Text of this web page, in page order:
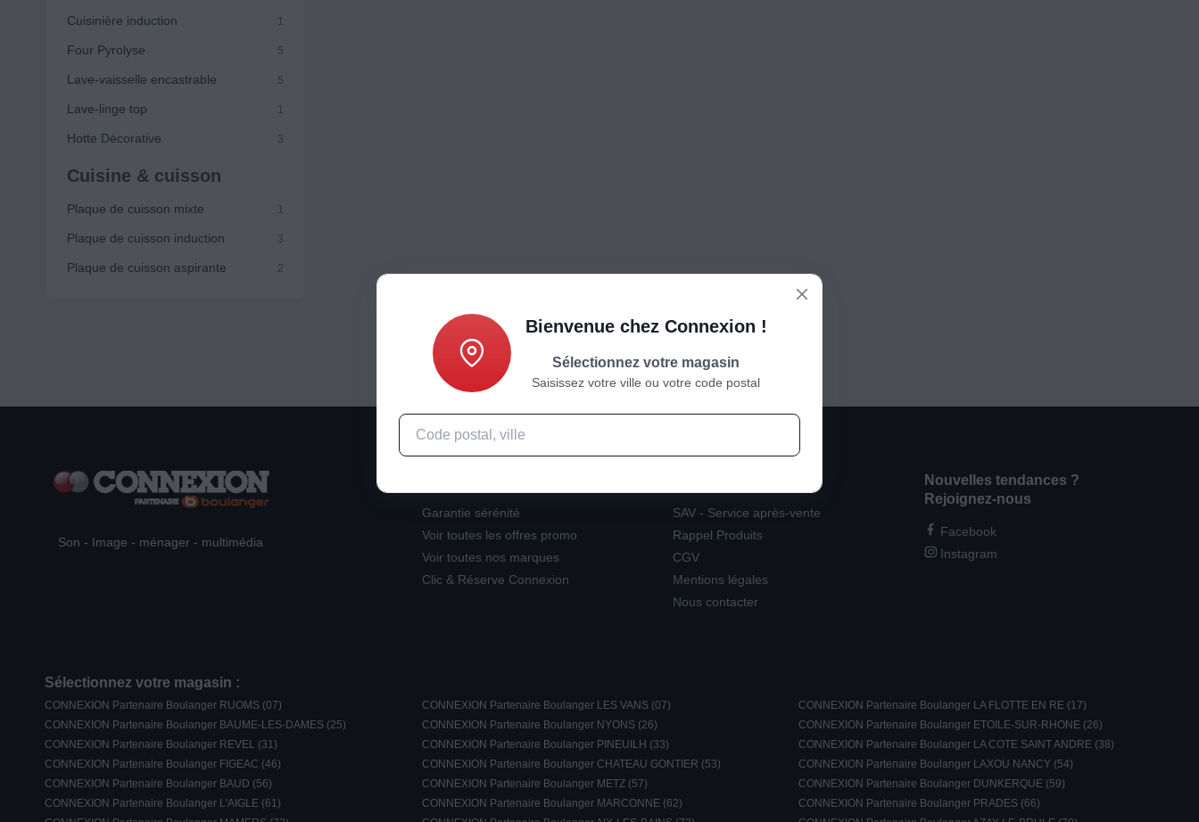
Cuisinière induction 1
Four Pyrolyse 5
Lave-vaisselle encastrable 5
Lave-linge top 1
Hotte Décorative 3
Cuisine & cuisson
Plaque de cuisson mixte 1
Plaque de cuisson induction 3
Plaque de cuisson aspirante 2
Son - Image - ménager - multimédia
Garantie sérénité
Voir toutes les offres promo
Voir toutes nos marques
Clic & Réserve Connexion
SAV - Service après-vente
Rappel Produits
CGV
Mentions légales
Nous contacter
Nouvelles tendances ?
Rejoignez-nous
Facebook
Instagram
Sélectionnez votre magasin :
CONNEXION Partenaire Boulanger RUOMS (07) CONNEXION Partenaire Boulanger LES VANS (07)
CONNEXION Partenaire Boulanger LA FLOTTE EN RE (17)
CONNEXION Partenaire Boulanger BAUME-LES-DAMES (25)
CONNEXION Partenaire Boulanger NYONS (26)
CONNEXION Partenaire Boulanger ETOILE-SUR-RHONE (26)
CONNEXION Partenaire Boulanger REVEL (31)
CONNEXION Partenaire Boulanger PINEUILH (33)
CONNEXION Partenaire Boulanger LA COTE SAINT ANDRE (38)
CONNEXION Partenaire Boulanger FIGEAC (46)
CONNEXION Partenaire Boulanger CHATEAU GONTIER (53)
CONNEXION Partenaire Boulanger LAXOU NANCY (54)
CONNEXION Partenaire Boulanger BAUD (56)
CONNEXION Partenaire Boulanger METZ (57)
CONNEXION Partenaire Boulanger DUNKERQUE (59)
CONNEXION Partenaire Boulanger L'AIGLE (61)
CONNEXION Partenaire Boulanger MARCONNE (62)
CONNEXION Partenaire Boulanger PRADES (66)
Bienvenue chez Connexion !
Sélectionnez votre magasin
Saisissez votre ville ou votre code postal